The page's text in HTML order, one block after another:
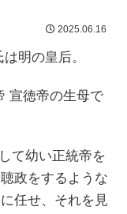
2025.06.16
明の皇后。
宣徳帝の生母で
て幼い正統帝を
政をするような
任せ、それを見